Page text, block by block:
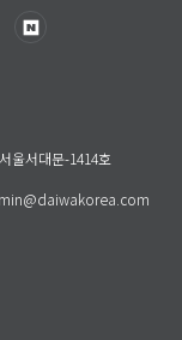
울서대문-1414호